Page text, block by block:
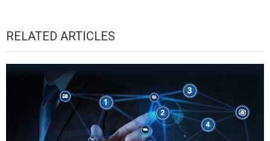
RELATED ARTICLES